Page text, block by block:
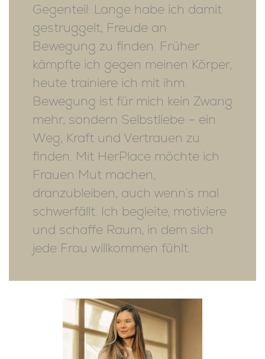
Gegenteil: Lange habe ich damit
gestruggelt, Freude an
Bewegung zu finden. Früher
kämpfte ich gegen meinen Körper,
heute trainiere ich mit ihm.
Bewegung ist für mich kein Zwang
mehr, sondern Selbstliebe – ein
Weg, Kraft und Vertrauen zu
finden. Mit HerPlace möchte ich
Frauen Mut machen,
dranzubleiben, auch wenn’s mal
schwerfällt. Ich begleite, motiviere
und schaffe Raum, in dem sich
jede Frau willkommen fühlt.